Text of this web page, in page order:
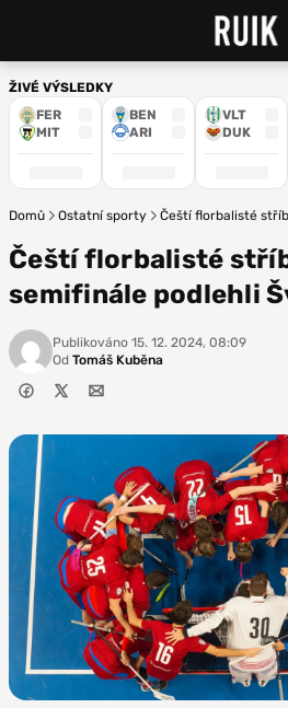
ŽIVÉ VÝSLEDKY
FER
MIT
BEN
ARI
VLT
DUK
Domů Ostatní sporty Čeští florbalisté
Čeští florbalisté
semifinále podlehli
Publikováno 15. 12. 2024, 08:09
Od Tomáš Kuběna